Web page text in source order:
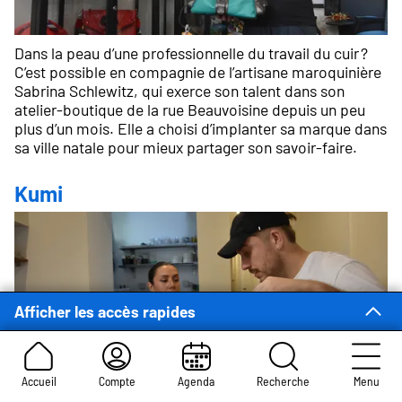
Accueil Compte Agenda Recherche Menu
Afficher les accès rapides
Dans la peau d’une professionnelle du travail du cuir ?
C’est possible en compagnie de l’artisane maroquinière
Sabrina Schlewitz, qui exerce son talent dans son
atelier-boutique de la rue Beauvoisine depuis un peu
plus d’un mois. Elle a choisi d’implanter sa marque dans
sa ville natale pour mieux partager son savoir-faire.
Kumi